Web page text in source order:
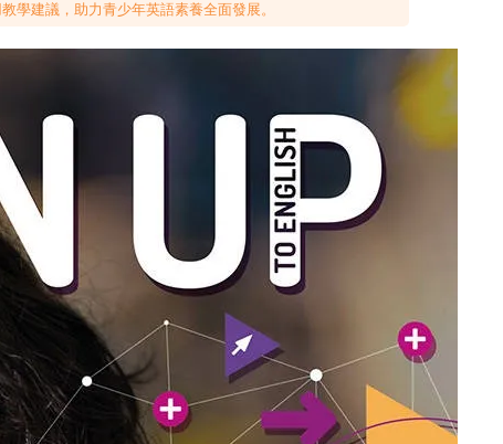
學建議，助力青少年英語素養全面發展。